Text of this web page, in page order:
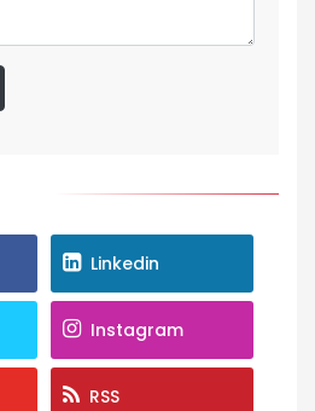
Linkedin
Instagram
RSS